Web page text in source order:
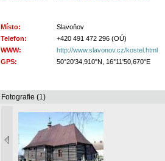
Místo:
Slavoňov
Telefon:
+420 491 472 296 (OÚ)
WWW:
http://www.slavonov.cz/kostel.html
GPS:
50°20'34,910"N, 16°11'50,670"E
Fotografie (1)